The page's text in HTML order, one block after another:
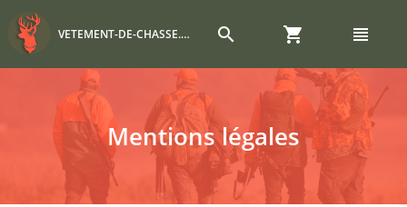
VETEMENT-DE-CHASSE.COM search shopping_cart view_headline
Mentions légales